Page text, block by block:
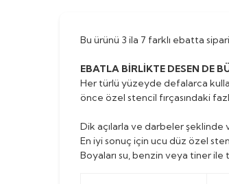
Bu ürünü 3 ila 7 farklı ebatta
EBATLA BİRLİKTE DESEN DE
Her türlü yüzeyde defalarca
önce özel stencil fırçasındaki
Dik açılarla ve darbeler şeklinde
En iyi sonuç için ucu düz özel
Boyaları su, benzin veya tiner